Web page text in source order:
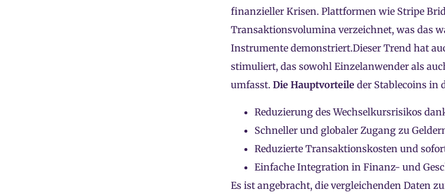
finanzieller Krisen. Plattformen wie Stripe
Transaktionsvolumina verzeichnet, was das
Instrumente demonstriert.Dieser Trend hat
stimuliert, das sowohl Einzelanwender als
umfasst. Die Hauptvorteile der Stablecoins in
Reduzierung des Wechselkursrisikos
Schneller und globaler Zugang zu
Reduzierte Transaktionskosten und
Einfache Integration in Finanz- und
Es ist angebracht, die vergleichenden Daten